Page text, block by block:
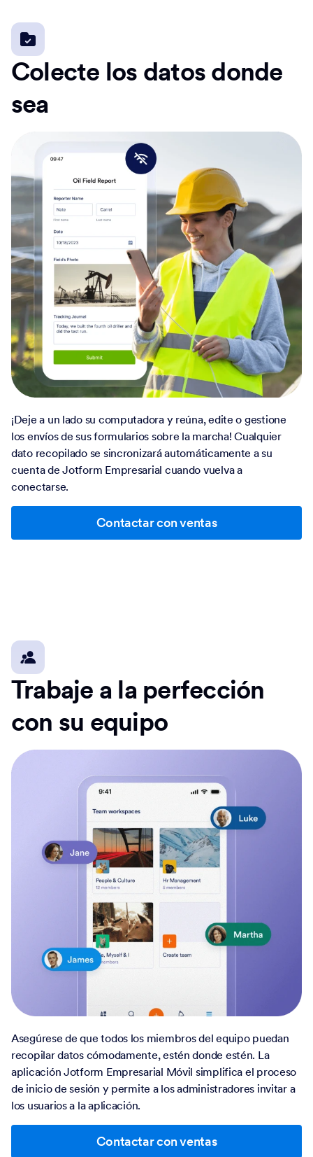
Colecte los datos donde
sea
¡Deje a un lado su computadora y reúna, edite o gestione
los envíos de sus formularios sobre la marcha! Cualquier
dato recopilado se sincronizará automáticamente a su
cuenta de Jotform Empresarial cuando vuelva a
conectarse.
Contactar con ventas
Trabaje a la perfección
con su equipo
Asegúrese de que todos los miembros del equipo puedan
recopilar datos cómodamente, estén donde estén. La
aplicación Jotform Empresarial Móvil simplifica el proceso
de inicio de sesión y permite a los administradores invitar a
los usuarios a la aplicación.
Contactar con ventas